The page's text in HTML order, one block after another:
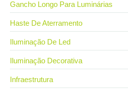
Gancho Longo Para Luminárias
Haste De Aterramento
Iluminação De Led
Iluminação Decorativa
Infraestrutura